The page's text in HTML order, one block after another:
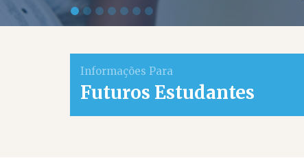
Informações Para
Futuros Estudantes